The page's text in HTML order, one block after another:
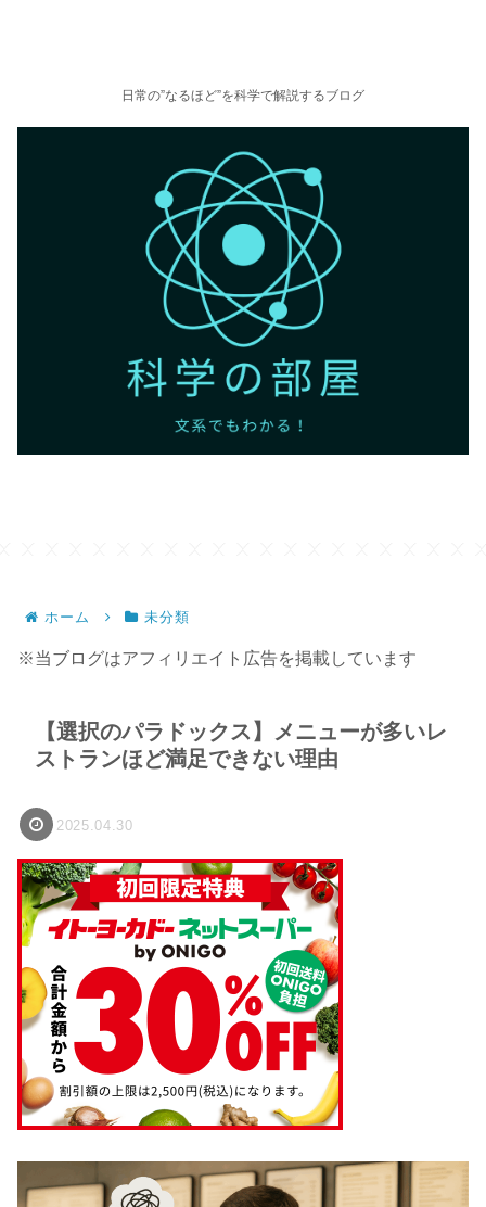
日常の”なるほど”を科学で解説するブログ
ホーム 未分類
※当ブログはアフィリエイト広告を掲載しています
【選択のパラドックス】メニューが多いレ
ストランほど満足できない理由
2025.04.30